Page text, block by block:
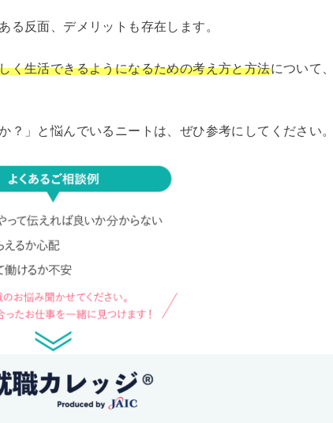
る反面、デメリットも存在します。
く生活できるようになるための考え方と方法について、
？」と悩んでいるニートは、ぜひ参考にしてください。